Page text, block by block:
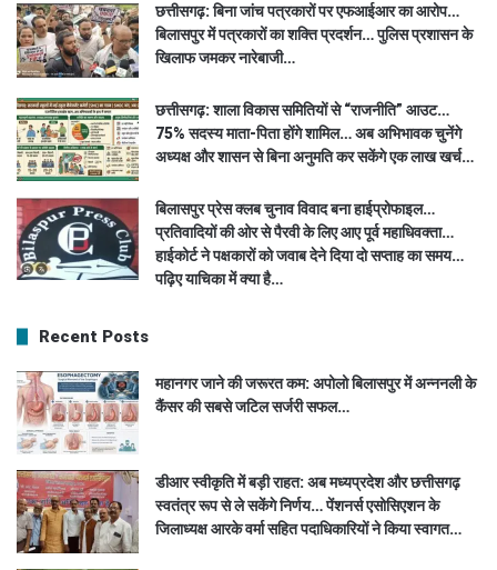
छत्तीसगढ़: बिना जांच पत्रकारों पर एफआईआर का आरोप…
बिलासपुर में पत्रकारों का शक्ति प्रदर्शन… पुलिस प्रशासन के
खिलाफ जमकर नारेबाजी…
छत्तीसगढ़: शाला विकास समितियों से “राजनीति” आउट…
75% सदस्य माता-पिता होंगे शामिल… अब अभिभावक चुनेंगे
अध्यक्ष और शासन से बिना अनुमति कर सकेंगे एक लाख खर्च…
बिलासपुर प्रेस क्लब चुनाव विवाद बना हाईप्रोफाइल…
प्रतिवादियों की ओर से पैरवी के लिए आए पूर्व महाधिवक्ता…
हाईकोर्ट ने पक्षकारों को जवाब देने दिया दो सप्ताह का समय…
पढ़िए याचिका में क्या है…
Recent Posts
महानगर जाने की जरूरत कम: अपोलो बिलासपुर में अन्ननली के
कैंसर की सबसे जटिल सर्जरी सफल…
डीआर स्वीकृति में बड़ी राहत: अब मध्यप्रदेश और छत्तीसगढ़
स्वतंत्र रूप से ले सकेंगे निर्णय… पेंशनर्स एसोसिएशन के
जिलाध्यक्ष आरके वर्मा सहित पदाधिकारियों ने किया स्वागत…